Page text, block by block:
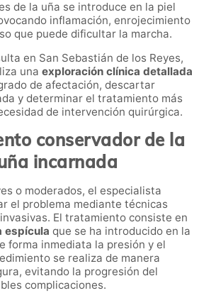
de la uña se introduce en la piel
inflamación, enrojecimiento
que puede dificultar la marcha.
en San Sebastián de los Reyes,
una exploración clínica detallada
de afectación, descartar
y determinar el tratamiento más
de intervención quirúrgica.
conservador de la
incarnada
o moderados, el especialista
el problema mediante técnicas
El tratamiento consiste en
espícula que se ha introducido en la
forma inmediata la presión y el
se realiza de manera
evitando la progresión del
complicaciones.